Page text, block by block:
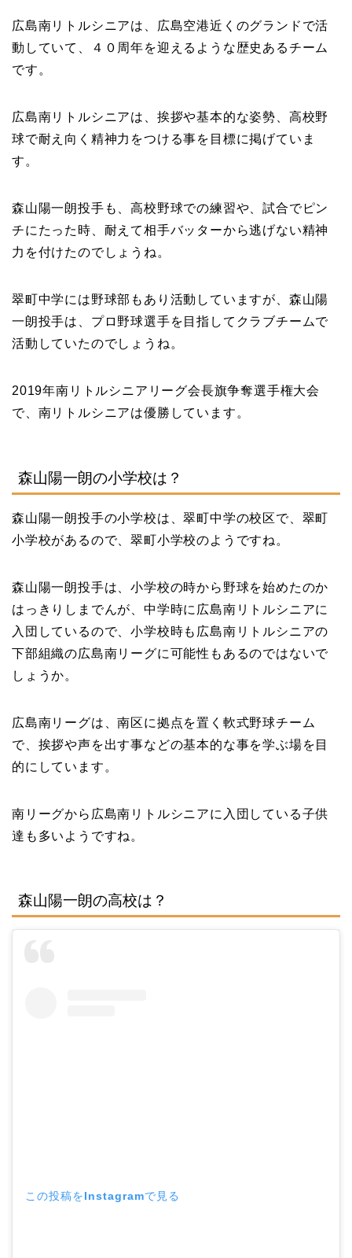
広島南リトルシニアは、広島空港近くのグランドで活
動していて、４０周年を迎えるような歴史あるチーム
です。
広島南リトルシニアは、挨拶や基本的な姿勢、高校野
球で耐え向く精神力をつける事を目標に掲げていま
す。
森山陽一朗投手も、高校野球での練習や、試合でピン
チにたった時、耐えて相手バッターから逃げない精神
力を付けたのでしょうね。
翠町中学には野球部もあり活動していますが、森山陽
一朗投手は、プロ野球選手を目指してクラブチームで
活動していたのでしょうね。
2019年南リトルシニアリーグ会長旗争奪選手権大会
で、南リトルシニアは優勝しています。
森山陽一朗の小学校は？
森山陽一朗投手の小学校は、翠町中学の校区で、翠町
小学校があるので、翠町小学校のようですね。
森山陽一朗投手は、小学校の時から野球を始めたのか
はっきりしまでんが、中学時に広島南リトルシニアに
入団しているので、小学校時も広島南リトルシニアの
下部組織の広島南リーグに可能性もあるのではないで
しょうか。
広島南リーグは、南区に拠点を置く軟式野球チーム
で、挨拶や声を出す事などの基本的な事を学ぶ場を目
的にしています。
南リーグから広島南リトルシニアに入団している子供
達も多いようですね。
森山陽一朗の高校は？
この投稿をInstagramで見る